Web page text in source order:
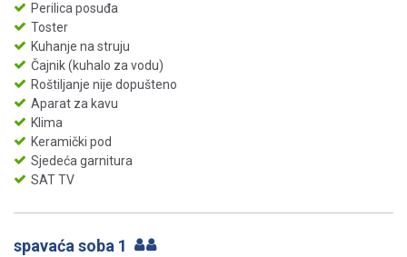
Perilica posuđa
Toster
Kuhanje na struju
Čajnik (kuhalo za vodu)
Roštiljanje nije dopušteno
Aparat za kavu
Klima
Keramički pod
Sjedeća garnitura
SAT TV
spavaća soba 1